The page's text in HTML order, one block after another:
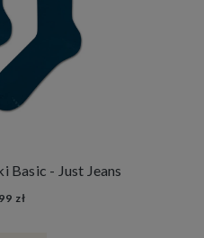
Basic - Just Jeans
zł